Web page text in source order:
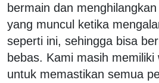
bermain dan
yang muncul ketika
seperti ini, sehingga bisa
bebas. Kami masih
untuk memastikan semua